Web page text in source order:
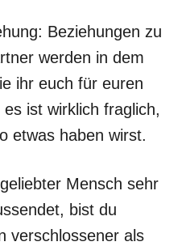
Beziehungen zu
werden in dem
ihr euch für euren
ist wirklich fraglich,
etwas haben wirst.
Mensch sehr
bist du
verschlossener als